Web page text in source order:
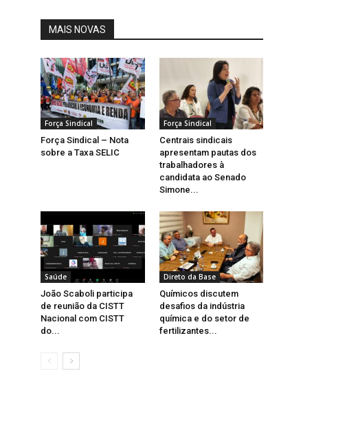
MAIS NOVAS
Força Sindical
Força Sindical – Nota
sobre a Taxa SELIC
Força Sindical
Centrais sindicais
apresentam pautas dos
trabalhadores à
candidata ao Senado
Simone...
Saúde
João Scaboli participa
de reunião da CISTT
Nacional com CISTT
do...
Direto da Base
Químicos discutem
desafios da indústria
química e do setor de
fertilizantes...